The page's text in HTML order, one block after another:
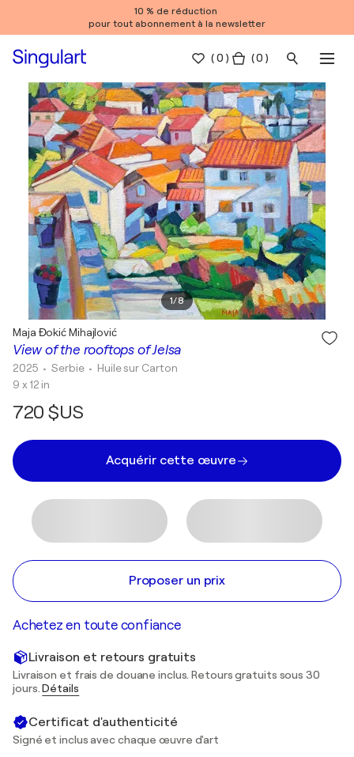
10 % de réduction
pour tout abonnement à la newsletter
(0 ) ( 0 )
1/8
View of the rooftops of Jelsa
Maja Đokić Mihajlović
2025 • Serbie • Huile sur Carton
9 x 12 in
720 $US
Acquérir cette œuvre
Proposer un prix
Achetez en toute confiance
Livraison et retours gratuits
Livraison et frais de douane inclus. Retours gratuits sous 30
jours.Détails
Certificat d'authenticité
Signé et inclus avec chaque œuvre d'art